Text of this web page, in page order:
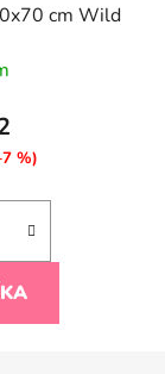
cm Wild
%)